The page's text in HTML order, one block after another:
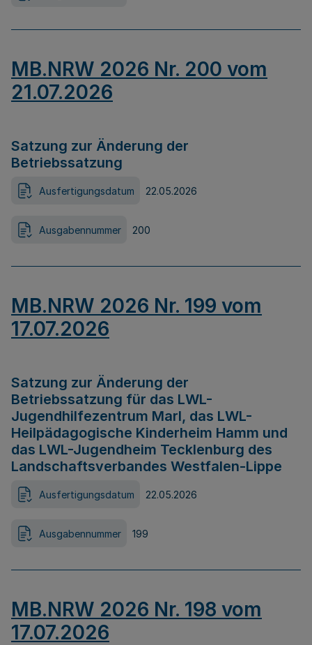
MB.NRW 2026 Nr. 200 vom
21.07.2026
Satzung zur Änderung der
Betriebssatzung
Ausfertigungsdatum 22.05.2026
Ausgabennummer 200
MB.NRW 2026 Nr. 199 vom
17.07.2026
Satzung zur Änderung der
Betriebssatzung für das LWL-
Jugendhilfezentrum Marl, das LWL-
Heilpädagogische Kinderheim Hamm und
das LWL-Jugendheim Tecklenburg des
Landschaftsverbandes Westfalen-Lippe
Ausfertigungsdatum 22.05.2026
Ausgabennummer 199
MB.NRW 2026 Nr. 198 vom
17.07.2026